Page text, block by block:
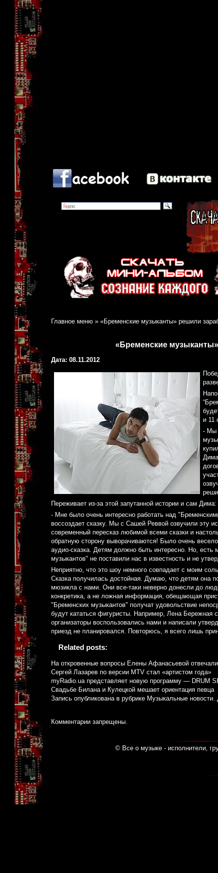
Главное меню » «Бременские музыканты» решили
«Бременские
Дата: 08.11.2012
и 11
- Мы
Переживает из-за этой запутанной истории и сам Дима:
- Мне было очень интересно работать над
воссоздает сказку. Мы с Сашей Реввой озвучили эту
современный пересказ любимой всеми сказки и
обратную сторону выворачиваются! Было очень
аудио-сказка. Детям должно быть интересно. Но,
музыкантов" не поставили нас в известность и не
Неприятно, что это шоу немного совпадает с моим
Сказка получилась достойная. Думаю, что детям она
мюзикла с нами. Они все-таки неверно донесли до
конкретика, а не ложная информация, обещающая
"Бременских музыкантов" получат удовольствие
будут кататься фигуристы. Например, Лена Бережная
организаторы воспользовались нами и написали
приезд не планировался. Повторюсь, я всего лишь
Related posts:
На откровенные вопросы Елены Афанасьевой
Сергей Лазарев по версии MTV стал «артистом года»
myRadio.ua представляет новую программу — DRUM
Свадьбе Билана и Кулецкой мешает ориентация певца
Запись опубликована в рубрике Музыкальные новости.
Комментарии запрещены.
© Все о музыке - исполнители,